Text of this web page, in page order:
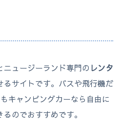
ニュージーランド専門の レンタ
るサイトです。バスや飛行機だ
キャンピングカーなら自由に
のでおすすめです。